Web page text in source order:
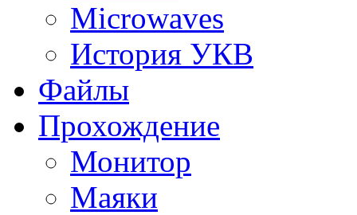
Microwaves
История УКВ
Файлы
Прохождение
Монитор
Маяки